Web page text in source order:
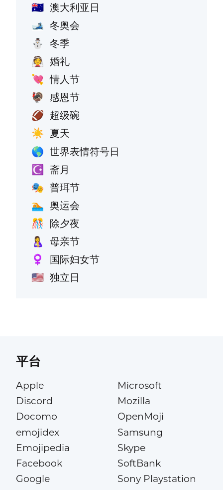
🇦🇺 澳大利亚日
🎿 冬奥会
⛄ 冬季
👰 婚礼
💘 情人节
🦃 感恩节
🏈 超级碗
☀️ 夏天
🌎 世界表情符号日
☪️ 斋月
🎭 普珥节
🏊 奥运会
🎊 除夕夜
🤱 母亲节
♀️ 国际妇女节
🇺🇸 独立日
平台
Apple
Discord
Docomo
emojidex
Emojipedia
Facebook
Google
Microsoft
Mozilla
OpenMoji
Samsung
Skype
SoftBank
Sony Playstation